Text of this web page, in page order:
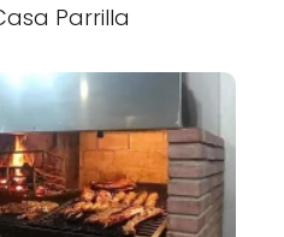
Parrilla